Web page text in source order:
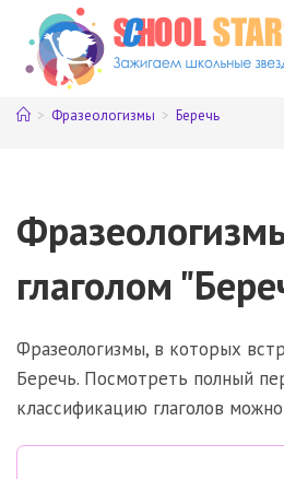
Перейти
содержимому
> Фразеологизмы > Беречь
глаголом
Фразеологизмы, в которых
Беречь. Посмотреть полный
классификацию глаголов